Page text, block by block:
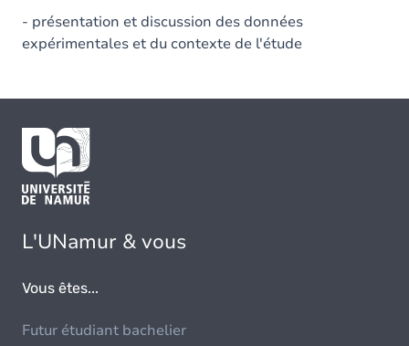
- présentation et discussion des données
expérimentales et du contexte de l'étude
L'UNamur & vous
Vous êtes...
Futur étudiant bachelier